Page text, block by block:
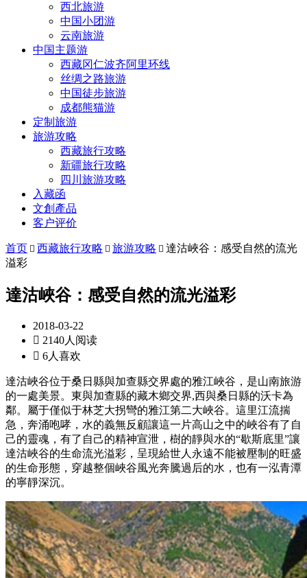
西北旅游
中国小团游
云南旅游
中国主题游
西藏冈仁波齐阿里环线
丝绸之路旅游
中国徒步旅游
成都熊猫游
定制旅游
旅游攻略
西藏旅行攻略
新疆旅行攻略
四川旅游攻略
入藏函
文創產品
客户评价
首页  西藏旅行攻略  旅游攻略  達沽峽谷：感受自然的流光
溢彩
達沽峽谷：感受自然的流光溢彩
2018-03-22
 2140人阅读
 6人喜欢
達沽峽谷位于桑日縣與加查縣交界處的雅江峽谷，是山南旅游
的一處美景。東與加查縣的藏木鄉交界,西與桑日縣的沃卡為
鄰。屬于僅似于林芝大拐彎的雅江第二大峽谷。這里江流揣
急，奔涌咆哮，水的義無反顧讓這一片高山之中的峽谷有了自
己的靈魂，有了自己的精神宣泄，樹的靜與水的“歇斯底里”讓
達沽峽谷的生命流光溢彩，呈現給世人永遠不能被壓制的旺盛
的生命形態，穿越整個峽谷風光奔騰過后的水，也有一泓青潭
的寧靜深沉。